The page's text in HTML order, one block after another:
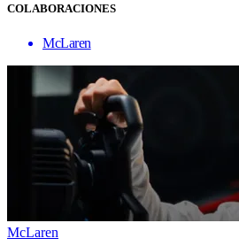
COLABORACIONES
McLaren
McLaren